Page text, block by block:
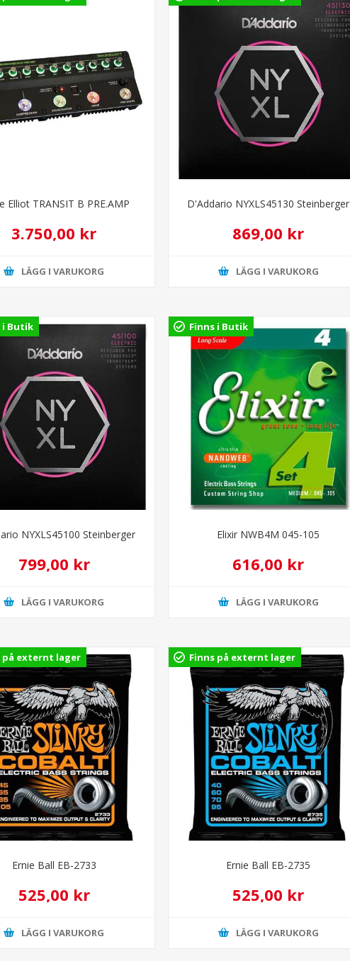
Elliot TRANSIT B PRE.AMP
3.750,00 kr
LÄGG I VARUKORG
D'Addario NYXLS45130 Steinberger
869,00 kr
LÄGG I VARUKORG
i Butik
NYXLS45100 Steinberger
799,00 kr
LÄGG I VARUKORG
Finns i Butik
Elixir NWB4M 045-105
616,00 kr
LÄGG I VARUKORG
på externt lager
Ernie Ball EB-2733
525,00 kr
LÄGG I VARUKORG
Finns på externt lager
Ernie Ball EB-2735
525,00 kr
LÄGG I VARUKORG